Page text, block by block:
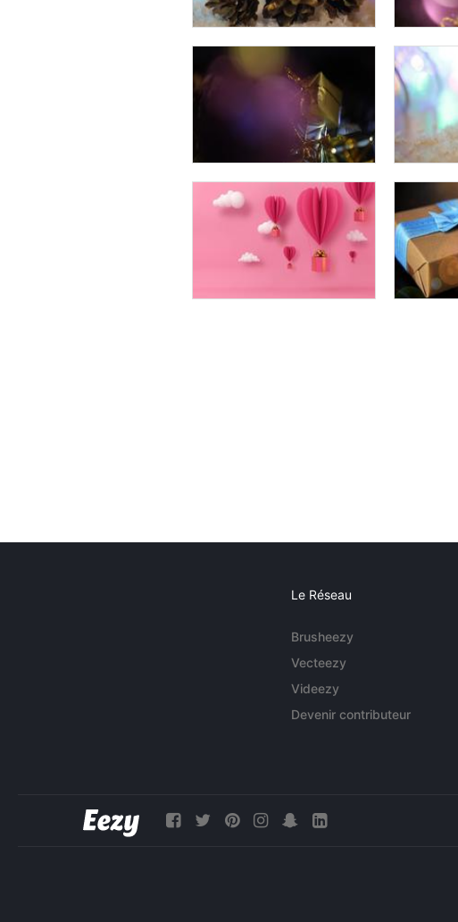
Le Réseau
Brusheezy
Vecteezy
Videezy
Devenir contributeur